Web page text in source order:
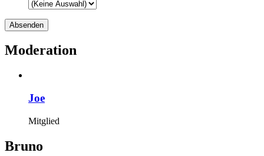
Moderation
Joe
Mitglied
Bruno